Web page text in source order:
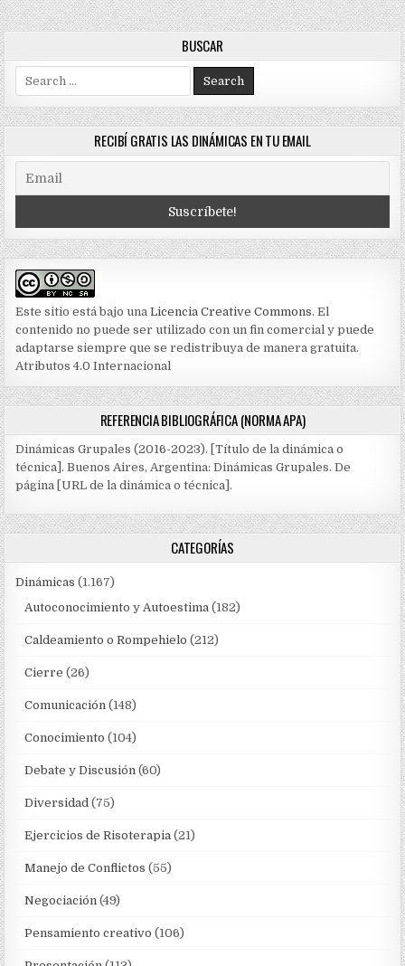
BUSCAR
for:
RECIBÍ GRATIS LAS DINÁMICAS EN TU EMAIL
Este sitio está bajo unaLicencia Creative Commons. El
contenido no puede ser utilizado con un fin comercial y puede
adaptarse siempre que se redistribuya de manera gratuita.
Atributos 4.0 Internacional
REFERENCIA BIBLIOGRÁFICA (NORMA APA)
Dinámicas Grupales (2016-2023). [Título de la dinámica o
técnica]. Buenos Aires, Argentina: Dinámicas Grupales. De
página [URL de la dinámica o técnica].
CATEGORÍAS
Dinámicas (1.167)
Autoconocimiento y Autoestima (182)
Caldeamiento o Rompehielo (212)
Cierre (26)
Comunicación (148)
Conocimiento (104)
Debate y Discusión (60)
Diversidad (75)
Ejercicios de Risoterapia (21)
Manejo de Conflictos (55)
Negociación (49)
Pensamiento creativo (106)